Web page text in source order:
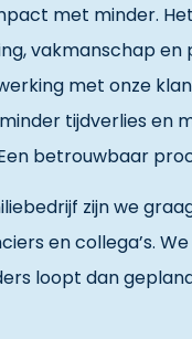
met minder.
vakmanschap en
met onze
tijdverlies en
betrouwbaar
zijn we
en collega’s.
loopt dan